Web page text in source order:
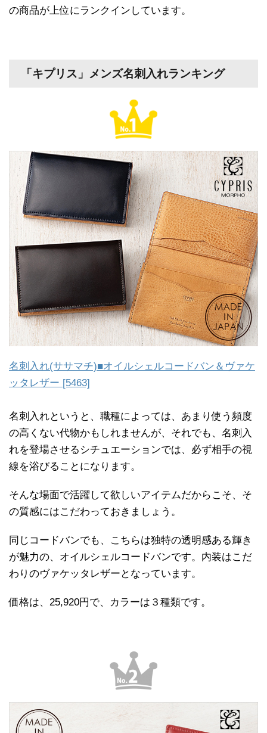
の商品が上位にランクインしています。
「キプリス」メンズ名刺入れランキング
名刺入れ(ササマチ)■オイルシェルコードバン＆ヴァケ
ッタレザー [5463]
名刺入れというと、職種によっては、あまり使う頻度
の高くない代物かもしれませんが、それでも、名刺入
れを登場させるシチュエーションでは、必ず相手の視
線を浴びることになります。
そんな場面で活躍して欲しいアイテムだからこそ、そ
の質感にはこだわっておきましょう。
同じコードバンでも、こちらは独特の透明感ある輝き
が魅力の、オイルシェルコードバンです。内装はこだ
わりのヴァケッタレザーとなっています。
価格は、25,920円で、カラーは３種類です。